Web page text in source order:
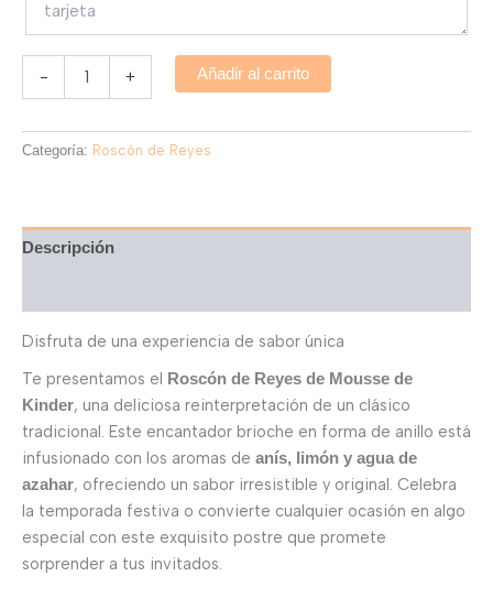
- + Añadir al carrito
Categoría: Roscón de Reyes
Descripción
Disfruta de una experiencia de sabor única
Te presentamos el Roscón de Reyes de Mousse de
Kinder, una deliciosa reinterpretación de un clásico
tradicional. Este encantador brioche en forma de anillo está
infusionado con los aromas de anís, limón y agua de
azahar, ofreciendo un sabor irresistible y original. Celebra
la temporada festiva o convierte cualquier ocasión en algo
especial con este exquisito postre que promete
sorprender a tus invitados.